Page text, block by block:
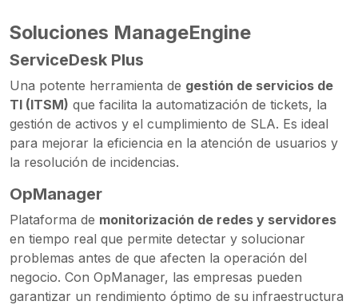
Soluciones ManageEngine
ServiceDesk Plus
Una potente herramienta de gestión de servicios de
TI (ITSM) que facilita la automatización de tickets, la
gestión de activos y el cumplimiento de SLA. Es ideal
para mejorar la eficiencia en la atención de usuarios y
la resolución de incidencias.
OpManager
Plataforma de monitorización de redes y servidores
en tiempo real que permite detectar y solucionar
problemas antes de que afecten la operación del
negocio. Con OpManager, las empresas pueden
garantizar un rendimiento óptimo de su infraestructura